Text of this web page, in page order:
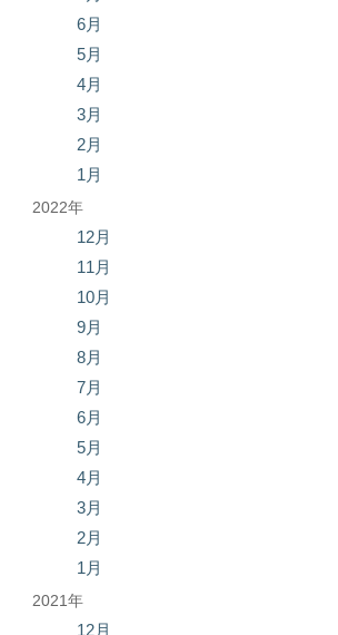
6月
5月
4月
3月
2月
1月
2022年
12月
11月
10月
9月
8月
7月
6月
5月
4月
3月
2月
1月
2021年
12月